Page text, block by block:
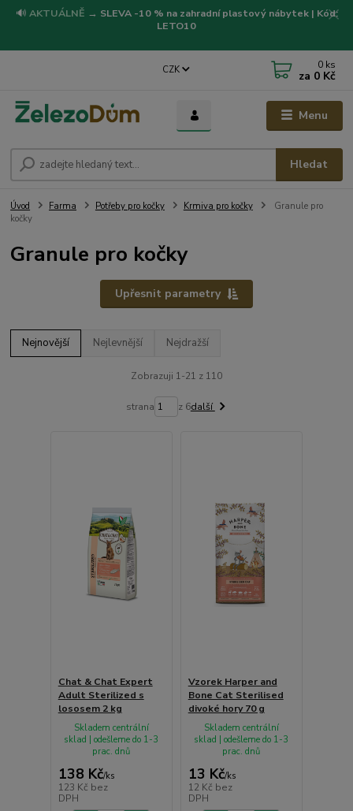
🔊 AKTUÁLNĚ → SLEVA -10 % na zahradní plastový nábytek | Kód:
LETO10
Menu
CZK
Hledat
0 ks
za 0 Kč
Úvod Farma Potřeby pro kočky Krmiva pro kočky
Granule pro
kočky
Granule pro kočky
Upřesnit parametry
Nejnovější Nejlevnější Nejdražší
Zobrazuji 1-21 z 110
strana z 6další
Chat & Chat Expert
Adult Sterilized s
lososem 2 kg
138 Kč/ks
123 Kč bez
DPH
Skladem centrální
sklad | odešleme do 1-3
prac. dnů
Vzorek Harper and
Bone Cat Sterilised
divoké hory 70 g
13 Kč/ks
12 Kč bez
DPH
Skladem centrální
sklad | odešleme do 1-3
prac. dnů